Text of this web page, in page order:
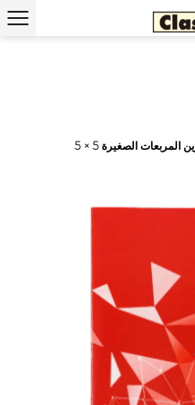
المربعات الصغيرة 5 × 5